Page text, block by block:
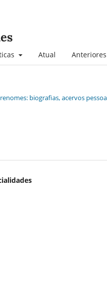
Atual Anteriores
biografias, acervos